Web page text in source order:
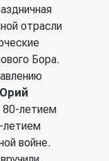
отрасли
Бора.
80-летием
летием
войне.